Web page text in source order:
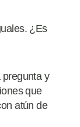
¿Es
y
que
atún de